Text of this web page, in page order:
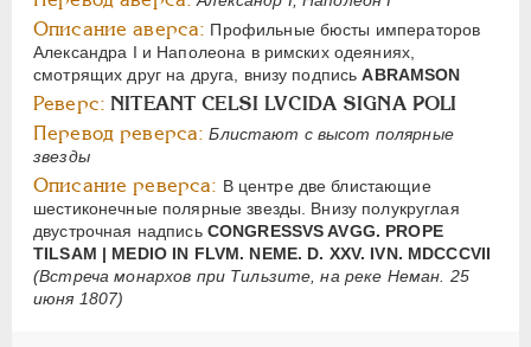
Описание аверса: Профильные бюсты императоров
Александра I и Наполеона в римских одеяниях,
смотрящих друг на друга, внизу подписьABRAMSON
Реверс: NITEANT CELSI LVCIDA SIGNA POLI
Перевод реверса: Блистают с высот полярные
звезды
Описание реверса: В центре две блистающие
шестиконечные полярные звезды. Внизу полукруглая
двустрочная надпись CONGRESSVS AVGG. PROPE
TILSAM | MEDIO IN FLVM. NEME. D. XXV. IVN. MDCCCVII
(Встреча монархов при Тильзите, на реке Неман. 25
июня 1807)